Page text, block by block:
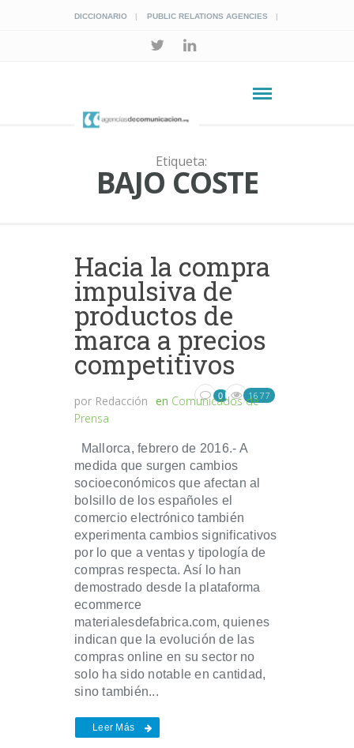
DICCIONARIO PUBLIC RELATIONS AGENCIES
Etiqueta:
BAJO COSTE
Hacia la compra
impulsiva de
productos de
marca a precios
competitivos
por Redacción en Comunicados de
Prensa
0 1677
Mallorca, febrero de 2016.- A
medida que surgen cambios
socioeconómicos que afectan al
bolsillo de los españoles el
comercio electrónico también
experimenta cambios significativos
por lo que a ventas y tipología de
compras respecta. Así lo han
demostrado desde la plataforma
ecommerce
materialesdefabrica.com, quienes
indican que la evolución de las
compras online en su sector no
solo ha sido notable en cantidad,
sino también...
Leer Más